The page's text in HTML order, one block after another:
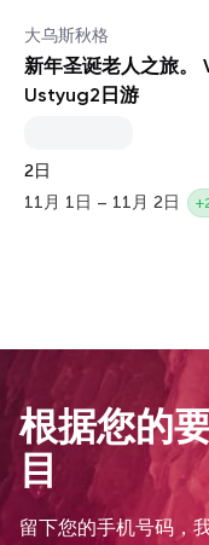
大乌斯秋格
新年圣诞老人之旅。
Ustyug2日游
2日
11月 1日 – 11月 2日
根据您的
目
留下您的手机号码，